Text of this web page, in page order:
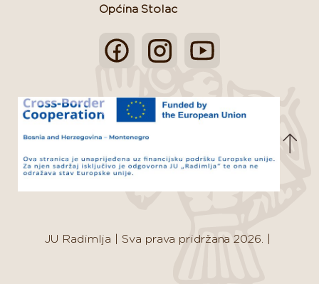
Općina Stolac
JU Radimlja Sva prava pridržana 2026.